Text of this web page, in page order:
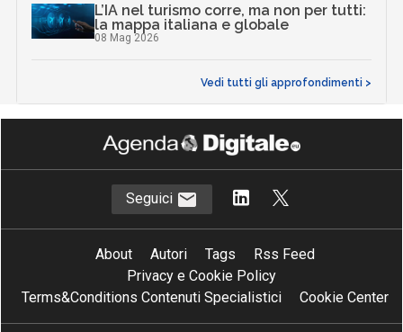
L’IA nel turismo corre, ma non per tutti:
la mappa italiana e globale
08 Mag 2026
Vedi tutti gli approfondimenti >
Seguici
About Autori Tags
Rss Feed
Privacy e Cookie Policy
Terms&Conditions Contenuti Specialistici
Cookie Center